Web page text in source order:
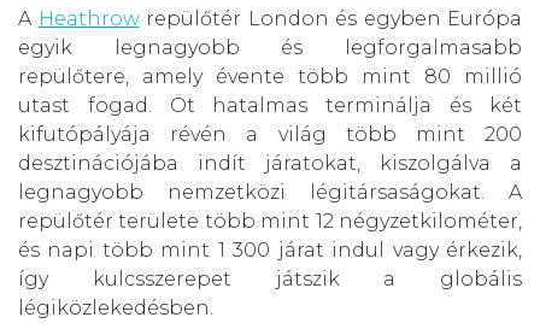
A Heathrowrepülőtér London és egyben Európa
egyik legnagyobb és legforgalmasabb
repülőtere, amely évente több mint 80 millió
utast fogad. Öt hatalmas terminálja és két
kifutópályája révén a világ több mint 200
desztinációjába indít járatokat, kiszolgálva a
legnagyobb nemzetközi légitársaságokat. A
repülőtér területe több mint 12 négyzetkilométer,
és napi több mint 1 300 járat indul vagy érkezik,
így kulcsszerepet játszik a globális
légiközlekedésben.